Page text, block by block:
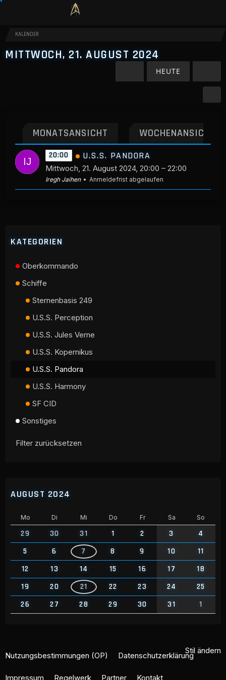
KALENDER
MITTWOCH, 21. AUGUST 2024
HEUTE
MONATSANSICHT WOCHENANSICHT
20:00 U.S.S. PANDORA
Mittwoch, 21. August 2024, 20:00 – 22:00
Iregh Jaihen Anmeldefrist abgelaufen
KATEGORIEN
Oberkommando
Schiffe
Sternenbasis 249
U.S.S. Perception
U.S.S. Jules Verne
U.S.S. Kopernikus
U.S.S. Pandora
U.S.S. Harmony
SF CID
Sonstiges
Filter zurücksetzen
AUGUST 2024
Mo Di Mi Do Fr Sa So
29 30 31 1 2 3
4
5
6 7 8 9 10
11
12
13 14 15 16 17
18
19
20 21 22 23 24
25
26
27 28 29 30 31 1
Stil ändern
Nutzungsbestimmungen (OP) Datenschutzerklärung
Impressum Regelwerk Partner Kontakt